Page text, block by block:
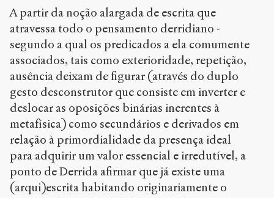
n
s
-
p
u
b
l
i
c
.
o
r
g
/
r
A partir da noção alargada de escrita que
atravessa todo o pensamento derridiano -
segundo a qual os predicados a ela comumente
associados, tais como exterioridade, repetição,
ausência deixam de figurar (através do duplo
gesto desconstrutor que consiste em inverter e
deslocar as oposições binárias inerentes à
metafísica) como secundários e derivados em
relação à primordialidade da presença ideal
para adquirir um valor essencial e irredutível, a
ponto de Derrida afirmar que já existe uma
(arqui)escrita habitando originariamente o